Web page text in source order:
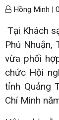
Hồng Minh |
Tại Khách
Phú Nhuận,
vừa phối
chức Hội
tỉnh Quảng
Chí Minh